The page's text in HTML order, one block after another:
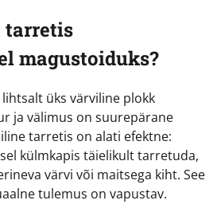
tarretis
magustoiduks?
üks värviline plokk
ja välimus on suurepärane
tarretis on alati efektne:
külmkapis täielikult tarretuda,
värvi või maitsega kiht. See
tulemus on vapustav.